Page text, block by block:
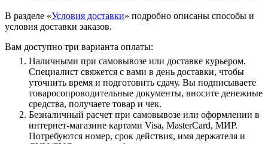
В разделе «Условия доставки» подробно описаны способы и
условия доставки заказов.
Вам доступно три варианта оплаты:
Наличными при самовывозе или доставке курьером.
Специалист свяжется с вами в день доставки, чтобы
уточнить время и подготовить сдачу. Вы подписываете
товаросопроводительные документы, вносите денежные
средства, получаете товар и чек.
Безналичный расчет при самовывозе или оформлении в
интернет-магазине картами Visa, MasterCard, МИР.
Потребуются номер, срок действия, имя держателя и